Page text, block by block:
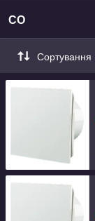
СО
Сортування